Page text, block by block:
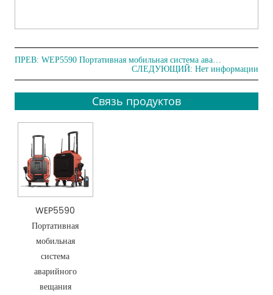
ПРЕВ:
СЛЕДУЮЩИЙ: Нет информации
Связь продуктов
WEP5590
Портативная
мобильная
система
аварийного
вещания